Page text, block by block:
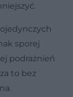
sporej
podrażnień
to bez